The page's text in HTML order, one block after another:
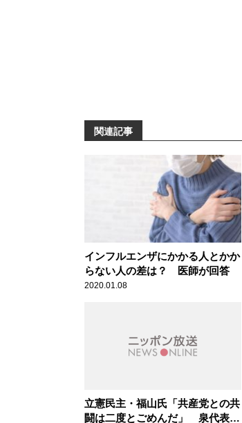
関連記事
インフルエンザにかかる人とかか
らない人の差は？ 医師が回答
2020.01.08
立憲民主・福山氏「共産党との共
闘は二度とごめんだ」 泉代表が